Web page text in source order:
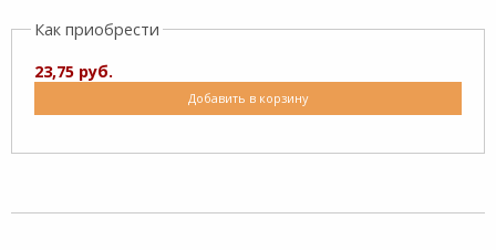
Как приобрести
23,75 руб.
Добавить в корзину